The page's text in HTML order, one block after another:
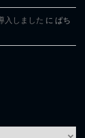
入しました に ぱち